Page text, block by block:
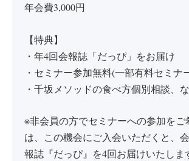
年会費3,000円
【特典】
・年4回会報誌「だっぴ」をお届け
・セミナー参加無料(一部有料セミナ
・千坂メソッドの食べ方個別相談、
※非会員の方でセミナーへの参加をご
は、この機会にご入会いただくと、
報誌『だっぴ』を4回お届けいたしま